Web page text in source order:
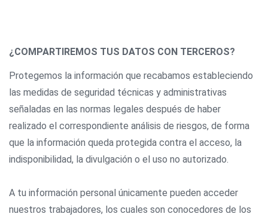
¿COMPARTIREMOS TUS DATOS CON TERCEROS?
Protegemos la información que recabamos estableciendo
las medidas de seguridad técnicas y administrativas
señaladas en las normas legales después de haber
realizado el correspondiente análisis de riesgos, de forma
que la información queda protegida contra el acceso, la
indisponibilidad, la divulgación o el uso no autorizado.
A tu información personal únicamente pueden acceder
nuestros trabajadores, los cuales son conocedores de los